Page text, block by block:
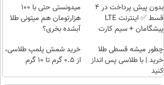
بدون پیش پرداخت در 4
قسط ✅ اینترنت LTE
پیشگامان + سیم کارت
میدونستی حتی با ۱۰۰
هزارتومان هم میتونی طلا
آبشده بخری؟
چطور میشه قسطی طلا
خرید | با طلاسی پس انداز
کنید
خرید شمش پلمپ طلاسی،
از ۰.۵ گرم تا ۱۰ گرم